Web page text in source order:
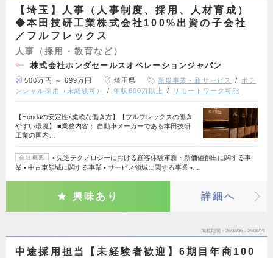
【埼玉】人事（人事制度、採用、人材育成）
◆本田技研工業株式会社100%出資の子会社
／フルフレックス
人事（採用・教育など）
株式会社ホンダセールスオペレーションジャパン
500万円 ～ 699万円 埼玉県 新規事業・新サービス
ポテ
ンシャル採用（未経験可）
年収600万以上 リモートワーク可能
【Hondaの安定性×柔軟な働き方】【フルフレックスの働き
やすい環境】 ■業務内容： 自動車メーカーである本田技研
工業の国内…
会社概要
• 先進テクノロジーにおける顧客体験革新・新価値創出に関する事
業 • 中古車領域に関する事業 • サービス領域に関する事業 •…
興味あり 詳細へ
掲載期間 26/08/06～26/08/19
中途採用担当【未経験者歓迎】6期目年商100